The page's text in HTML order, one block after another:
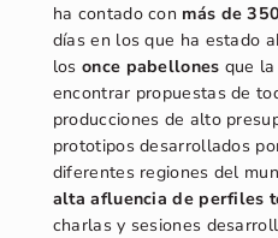
ha contado con más de
días en los que ha estado
los once pabellones que
encontrar propuestas de
producciones de alto
prototipos desarrollados
diferentes regiones del
alta afluencia de perfiles
charlas y sesiones